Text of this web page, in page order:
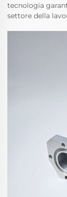
tecnologia
settore della